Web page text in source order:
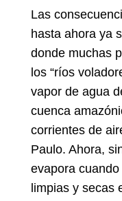
Las
hasta ahora ya
donde muchas
los “ríos
vapor de agua
cuenca
corrientes de
Paulo. Ahora,
evapora
limpias y secas